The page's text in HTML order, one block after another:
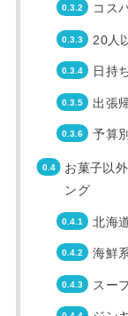
コス
20人
日持
出張
予算
お菓子以
ング
北海
海鮮
スー